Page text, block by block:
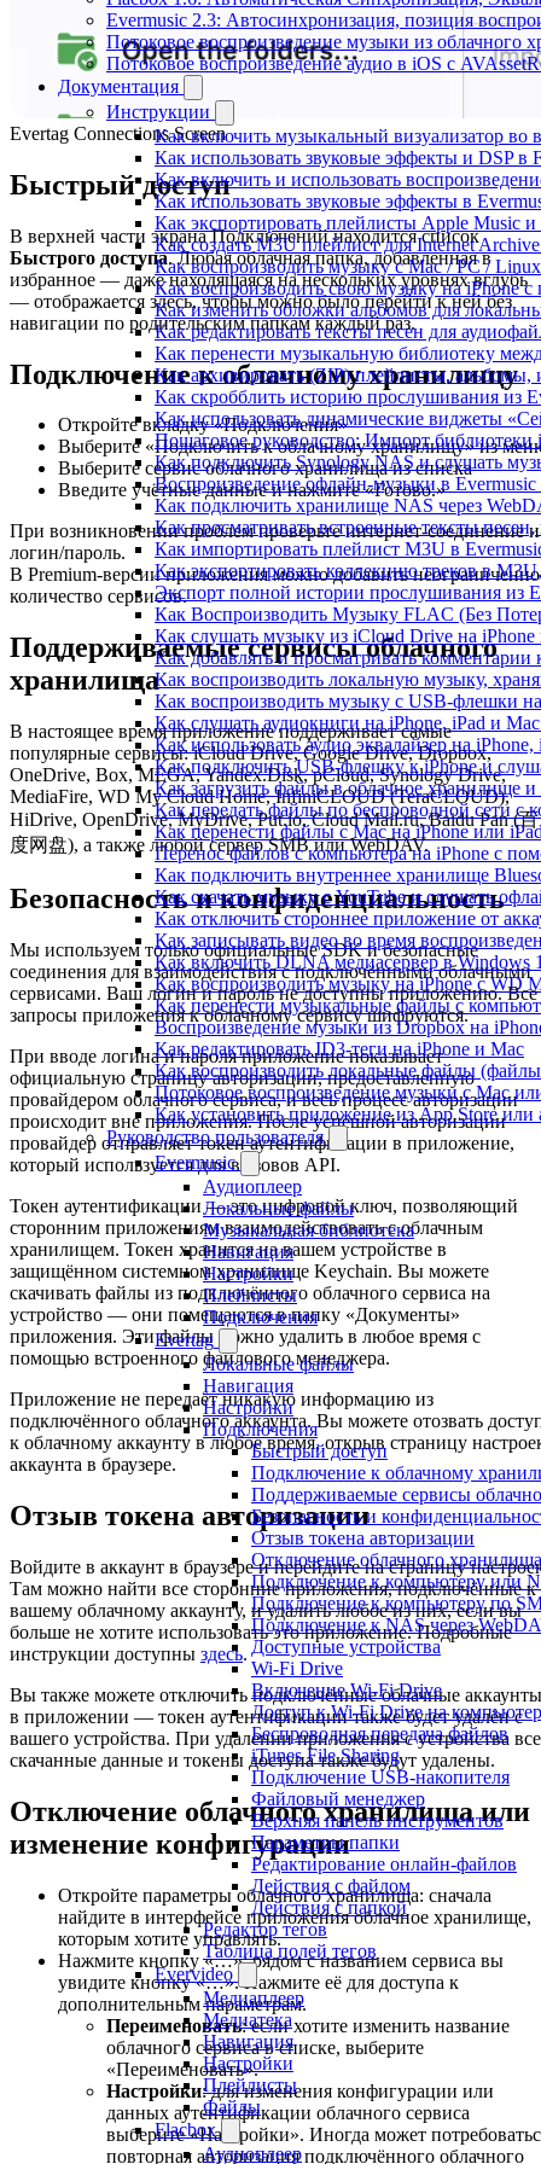
Evermusic 2.3: Автосинхронизация, позиция
Потоковое воспроизведение музыки из облачного
Потоковое воспроизведение аудио в iOS с
Документация
Инструкции
Как включить музыкальный визуализатор во
Как использовать звуковые эффекты и DSP в
Как включить и использовать
Как использовать звуковые эффекты в
Как экспортировать плейлисты Apple Music
Как создать M3U плейлист для Internet
Как воспроизводить музыку с Mac / PC /
Как воспроизводить свою музыку на iPhone
Как изменить обложки альбомов для
Как редактировать тексты песен для
Как перенести музыкальную библиотеку
Как архивировать (ZIP) плейлисты, альбомы,
Как скробблить историю прослушивания из
Как использовать динамические виджеты
Пошаговое руководство: Импорт библиотеки
Как подключить Synology NAS и слушать
Воспроизведение офлайн-музыки в
Как подключить хранилище NAS через
Как просматривать встроенные тексты
Как импортировать плейлист M3U в
Как экспортировать коллекцию треков в
Экспорт полной истории прослушивания из
Как Воспроизводить Музыку FLAC (Без
Как слушать музыку из iCloud Drive на
Как добавлять и просматривать
Как воспроизводить локальную музыку,
Как воспроизводить музыку с USB-флешки
Как слушать аудиокниги на iPhone, iPad и
Как использовать аудио эквалайзер на
Как подключить USB-флешку к iPhone и
Как загрузить файлы в облачное хранилище
Как передать файлы по беспроводной сети
Как перенести файлы с Mac на iPhone или
Перенос файлов с компьютера на iPhone с
Как подключить внутреннее хранилище
Как скачать музыку с YouTube и слушать
Как отключить стороннее приложение от
Как записывать видео во время
Как включить DLNA медиасервер в Windows
Как воспроизводить музыку на iPhone с WD
Как перенести музыкальные файлы с
Воспроизведение музыки из Dropbox на
Как редактировать ID3-теги на iPhone и Mac
Как воспроизводить локальные файлы
Потоковое воспроизведение музыки с Mac
Как установить приложение из App Store
Руководство пользователя
Evermusic
Аудиоплеер
Локальные файлы
Музыкальная библиотека
Навигация
Настройки
Плейлисты
Подключения
Evertag
Локальные файлы
Навигация
Настройки
Подключения
Быстрый доступ
Подключение к облачному
Поддерживаемые сервисы
Безопасность и
Отзыв токена авторизации
Отключение облачного
Подключение к компьютеру или
Подключение к компьютеру по
Подключение к NAS через
Доступные устройства
Wi-Fi Drive
Включение Wi-Fi Drive
Доступ к Wi-Fi Drive на
Беспроводная передача файлов
iTunes File Sharing
Подключение USB-накопителя
Файловый менеджер
Верхняя панель инструментов
Параметры папки
Редактирование онлайн-файлов
Действия с файлом
Действия с папкой
Редактор тегов
Таблица полей тегов
Evervideo
Медиаплеер
Медиатека
Навигация
Настройки
Плейлисты
Файлы
Flacbox
Аудиоплеер
Evertag Connections Screen
Быстрый доступ
В верхней части экрана Подключений находится список
Быстрого доступа. Любая облачная папка, добавленная в
избранное — даже находящаяся на нескольких уровнях вглубь
— отображается здесь, чтобы можно было перейти к ней без
навигации по родительским папкам каждый раз.
Подключение к облачному хранилищу
Откройте вкладку «Подключения»
Выберите «Подключить к облачному хранилищу» из
Выберите сервис облачного хранилища из списка
Введите учётные данные и нажмите «Готово.»
При возникновении проблем проверьте интернет-соединение и
логин/пароль.
В Premium-версии приложения можно добавить
количество сервисов.
Поддерживаемые сервисы облачного
хранилища
В настоящее время приложение поддерживает самые
популярные сервисы: iCloud Drive, Google Drive, Dropbox,
OneDrive, Box, MEGA, Yandex.Disk, pCloud, Synology Drive,
MediaFire, WD My Cloud Home, InfiniCLOUD (TeraCLOUD),
HiDrive, OpenDrive, MyDrive, Put.io, Cloud Mail.ru, Baidu Pan (百
度网盘), а также любой сервер SMB или WebDAV.
Безопасность и конфиденциальность
Мы используем только официальные SDK и безопасные
соединения для взаимодействия с подключёнными облачными
сервисами. Ваш логин и пароль не доступны приложению. Все
запросы приложения к облачному сервису шифруются.
При вводе логина и пароля приложение показывает
официальную страницу авторизации, предоставленную
провайдером облачного сервиса, и весь процесс авторизации
происходит вне приложения. После успешной авторизации
провайдер отправляет токен аутентификации в приложение,
который используется для вызовов API.
Токен аутентификации — это цифровой ключ, позволяющий
сторонним приложениям взаимодействовать с облачным
хранилищем. Токен хранится на вашем устройстве в
защищённом системном хранилище Keychain. Вы можете
скачивать файлы из подключённого облачного сервиса на
устройство — они помещаются в папку «Документы»
приложения. Эти файлы можно удалить в любое время с
помощью встроенного файлового менеджера.
Приложение не передаёт никакую информацию из
подключённого облачного аккаунта. Вы можете отозвать
к облачному аккаунту в любое время, открыв страницу
аккаунта в браузере.
Отзыв токена авторизации
Войдите в аккаунт в браузере и перейдите на страницу
Там можно найти все сторонние приложения, подключённые к
вашему облачному аккаунту, и удалить любое из них, если вы
больше не хотите использовать это приложение. Подробные
инструкции доступны здесь.
Вы также можете отключить подключённые облачные аккаунты
в приложении — токен аутентификации также будет удалён с
вашего устройства. При удалении приложения с устройства все
скачанные данные и токены доступа также будут удалены.
Отключение облачного хранилища или
изменение конфигурации
Откройте параметры облачного хранилища: сначала
найдите в интерфейсе приложения облачное хранилище,
которым хотите управлять.
Нажмите кнопку «…»: рядом с названием сервиса вы
увидите кнопку «…». Нажмите её для доступа к
дополнительным параметрам.
Переименовать: если хотите изменить название
облачного сервиса в списке, выберите
«Переименовать».
Настройки: для изменения конфигурации или
данных аутентификации облачного сервиса
выберите «Настройки». Иногда может
повторная авторизация подключённого облачного